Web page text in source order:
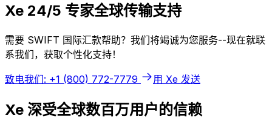
Xe 24/5 专家全球传输支持
需要 SWIFT 国际汇款帮助？我们将竭诚为您服务--现在就联
系我们，获取个性化支持！
致电我们: +1 (800) 772-7779 用 Xe 发送
Xe 深受全球数百万用户的信赖